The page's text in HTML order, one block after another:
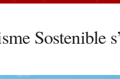
Sostenible